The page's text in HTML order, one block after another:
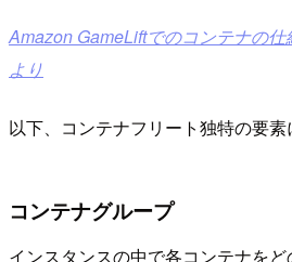
Amazon GameLiftでのコンテナの
より
以下、コンテナフリート独特の要素
コンテナグループ
インスタンスの中で各コンテナを